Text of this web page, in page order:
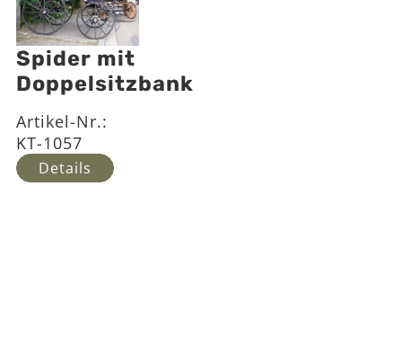
Spider mit
Doppelsitzbank
Artikel-Nr.:
KT-1057
Details